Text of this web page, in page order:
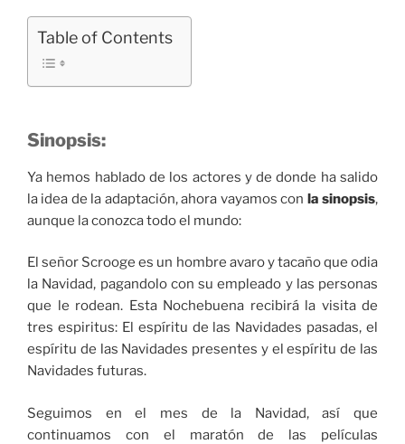
Table of Contents
Sinopsis:
Ya hemos hablado de los actores y de donde ha salido
la idea de la adaptación, ahora vayamos con la sinopsis,
aunque la conozca todo el mundo:
El señor Scrooge es un hombre avaro y tacaño que odia
la Navidad, pagandolo con su empleado y las personas
que le rodean. Esta Nochebuena recibirá la visita de
tres espiritus: El espíritu de las Navidades pasadas, el
espíritu de las Navidades presentes y el espíritu de las
Navidades futuras.
Seguimos en el mes de la Navidad, así que
continuamos con el maratón de las películas